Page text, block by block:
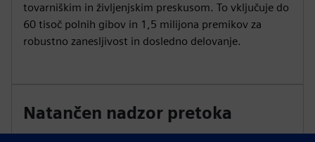
tovarniškim in življenjskim preskusom. To vključuje do
60 tisoč polnih gibov in 1,5 milijona premikov za
robustno zanesljivost in dosledno delovanje.
Natančen nadzor pretoka